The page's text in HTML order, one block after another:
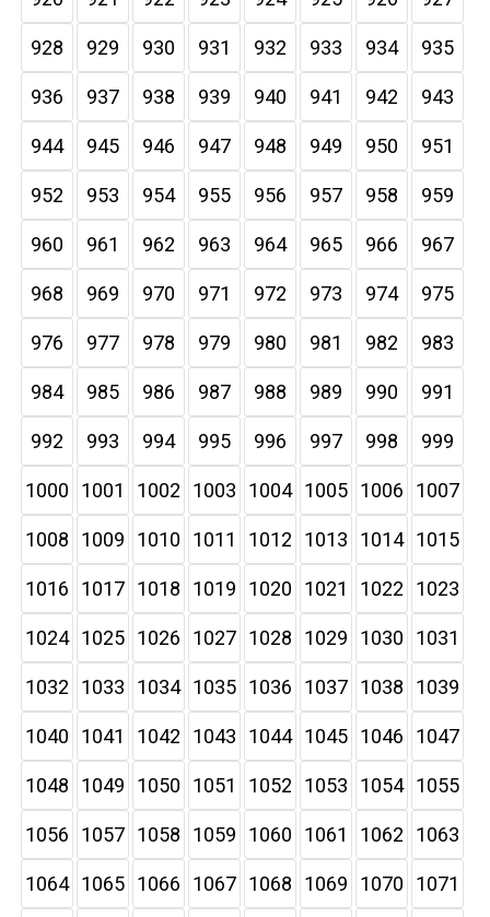
928 929 930 931 932 933 934 935
936 937 938 939 940 941 942 943
944 945 946 947 948 949 950 951
952 953 954 955 956 957 958 959
960 961 962 963 964 965 966 967
968 969 970 971 972 973 974 975
976 977 978 979 980 981 982 983
984 985 986 987 988 989 990 991
992 993 994 995 996 997 998 999
1000 1001 1002 1003 1004 1005 1006 1007
1008 1009 1010 1011 1012 1013 1014 1015
1016 1017 1018 1019 1020 1021 1022 1023
1024 1025 1026 1027 1028 1029 1030 1031
1032 1033 1034 1035 1036 1037 1038 1039
1040 1041 1042 1043 1044 1045 1046 1047
1048 1049 1050 1051 1052 1053 1054 1055
1056 1057 1058 1059 1060 1061 1062 1063
1064 1065 1066 1067 1068 1069 1070 1071